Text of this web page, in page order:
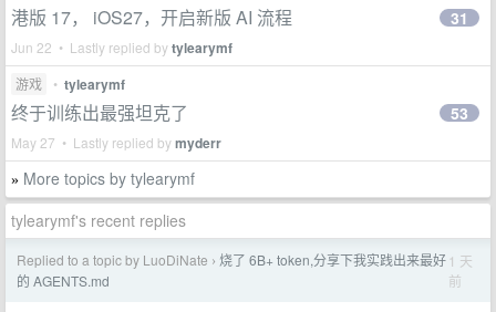
港版 17， iOS27，开启新版 AI 流程
Jun 22 • Lastly replied bytylearymf
31
游戏 • tylearymf
终于训练出最强坦克了
May 27 • Lastly replied bymyderr
53
» More topics by tylearymf
tylearymf's recent replies
Replied to a topic by LuoDiNate › 烧了 6B+ token,分享下我实践出来最好
的 AGENTS.md
1 天
前